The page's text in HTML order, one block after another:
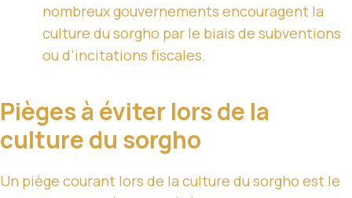
nombreux gouvernements encouragent la
culture du sorgho par le biais de subventions
ou d’incitations fiscales.
Pièges à éviter lors de la
culture du sorgho
Un piège courant lors de la culture du sorgho est le